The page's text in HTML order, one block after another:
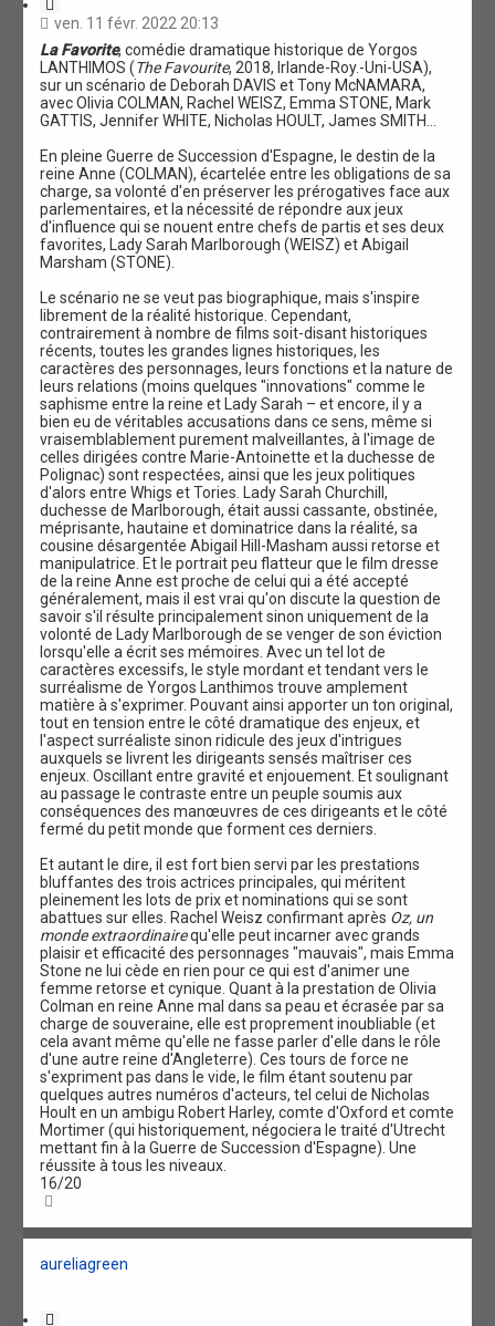
i
a
t
o
n
ven. 11 févr. 2022 20:13
La Favorite, comédie dramatique historique de Yorgos
LANTHIMOS (The Favourite, 2018, Irlande-Roy.-Uni-USA),
sur un scénario de Deborah DAVIS et Tony McNAMARA,
avec Olivia COLMAN, Rachel WEISZ, Emma STONE, Mark
GATTIS, Jennifer WHITE, Nicholas HOULT, James SMITH...
En pleine Guerre de Succession d'Espagne, le destin de la
reine Anne (COLMAN), écartelée entre les obligations de sa
charge, sa volonté d'en préserver les prérogatives face aux
parlementaires, et la nécessité de répondre aux jeux
d'influence qui se nouent entre chefs de partis et ses deux
favorites, Lady Sarah Marlborough (WEISZ) et Abigail
Marsham (STONE).
Le scénario ne se veut pas biographique, mais s'inspire
librement de la réalité historique. Cependant,
contrairement à nombre de films soit-disant historiques
récents, toutes les grandes lignes historiques, les
caractères des personnages, leurs fonctions et la nature de
leurs relations (moins quelques "innovations" comme le
saphisme entre la reine et Lady Sarah – et encore, il y a
bien eu de véritables accusations dans ce sens, même si
vraisemblablement purement malveillantes, à l'image de
celles dirigées contre Marie-Antoinette et la duchesse de
Polignac) sont respectées, ainsi que les jeux politiques
d'alors entre Whigs et Tories. Lady Sarah Churchill,
duchesse de Marlborough, était aussi cassante, obstinée,
méprisante, hautaine et dominatrice dans la réalité, sa
cousine désargentée Abigail Hill-Masham aussi retorse et
manipulatrice. Et le portrait peu flatteur que le film dresse
de la reine Anne est proche de celui qui a été accepté
généralement, mais il est vrai qu'on discute la question de
savoir s'il résulte principalement sinon uniquement de la
volonté de Lady Marlborough de se venger de son éviction
lorsqu'elle a écrit ses mémoires. Avec un tel lot de
caractères excessifs, le style mordant et tendant vers le
surréalisme de Yorgos Lanthimos trouve amplement
matière à s'exprimer. Pouvant ainsi apporter un ton original,
tout en tension entre le côté dramatique des enjeux, et
l'aspect surréaliste sinon ridicule des jeux d'intrigues
auxquels se livrent les dirigeants sensés maîtriser ces
enjeux. Oscillant entre gravité et enjouement. Et soulignant
au passage le contraste entre un peuple soumis aux
conséquences des manœuvres de ces dirigeants et le côté
fermé du petit monde que forment ces derniers.
Et autant le dire, il est fort bien servi par les prestations
bluffantes des trois actrices principales, qui méritent
pleinement les lots de prix et nominations qui se sont
abattues sur elles. Rachel Weisz confirmant après Oz, un
monde extraordinairequ'elle peut incarner avec grands
plaisir et efficacité des personnages "mauvais", mais Emma
Stone ne lui cède en rien pour ce qui est d'animer une
femme retorse et cynique. Quant à la prestation de Olivia
Colman en reine Anne mal dans sa peau et écrasée par sa
charge de souveraine, elle est proprement inoubliable (et
cela avant même qu'elle ne fasse parler d'elle dans le rôle
d'une autre reine d'Angleterre). Ces tours de force ne
s'expriment pas dans le vide, le film étant soutenu par
quelques autres numéros d'acteurs, tel celui de Nicholas
Hoult en un ambigu Robert Harley, comte d'Oxford et comte
Mortimer (qui historiquement, négociera le traité d'Utrecht
mettant fin à la Guerre de Succession d'Espagne). Une
réussite à tous les niveaux.
16/20
u
aureliagreen